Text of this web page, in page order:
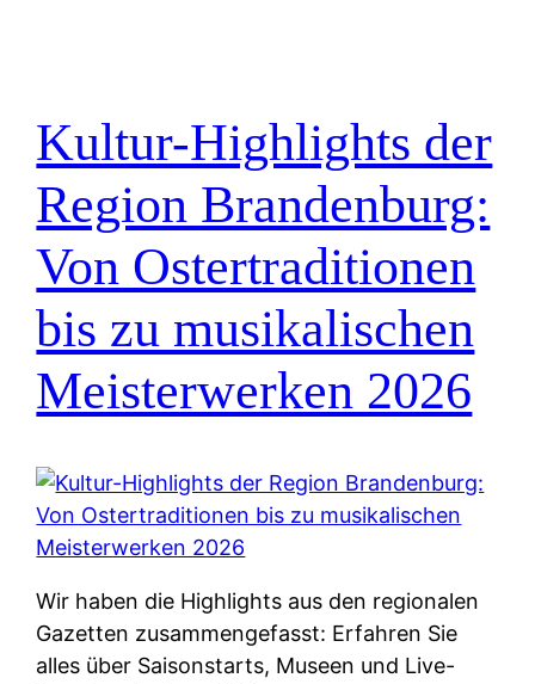
Kultur-Highlights der
Region Brandenburg:
Von Ostertraditionen
bis zu musikalischen
Meisterwerken 2026
Wir haben die Highlights aus den regionalen
Gazetten zusammengefasst: Erfahren Sie
alles über Saisonstarts, Museen und Live-